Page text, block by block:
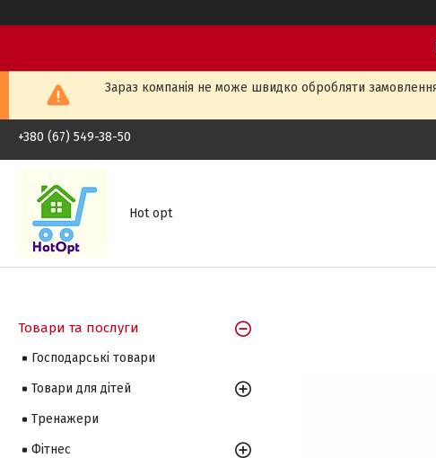
Зараз компанія не може швидко обробляти
+380 (67) 549-38-50
Hot opt
Товари та послуги
Господарські товари
Товари для дітей
Тренажери
Фітнес